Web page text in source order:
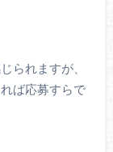
られますが、
ば応募すらで